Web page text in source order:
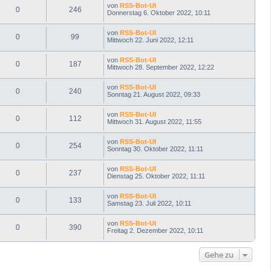
0 246 von RSS-Bot-UI
Donnerstag 6. Oktober 2022, 10:11
0 99 von RSS-Bot-UI
Mittwoch 22. Juni 2022, 12:11
0 187 von RSS-Bot-UI
Mittwoch 28. September 2022, 12:22
0 240 von RSS-Bot-UI
Sonntag 21. August 2022, 09:33
0 112 von RSS-Bot-UI
Mittwoch 31. August 2022, 11:55
0 254 von RSS-Bot-UI
Sonntag 30. Oktober 2022, 11:11
0 237 von RSS-Bot-UI
Dienstag 25. Oktober 2022, 11:11
0 133 von RSS-Bot-UI
Samstag 23. Juli 2022, 10:11
0 390 von RSS-Bot-UI
Freitag 2. Dezember 2022, 10:11
Gehe zu